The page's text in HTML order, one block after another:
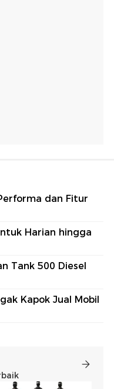
dan Fitur
Harian hingga
Tank 500 Diesel
Kapok Jual Mobil